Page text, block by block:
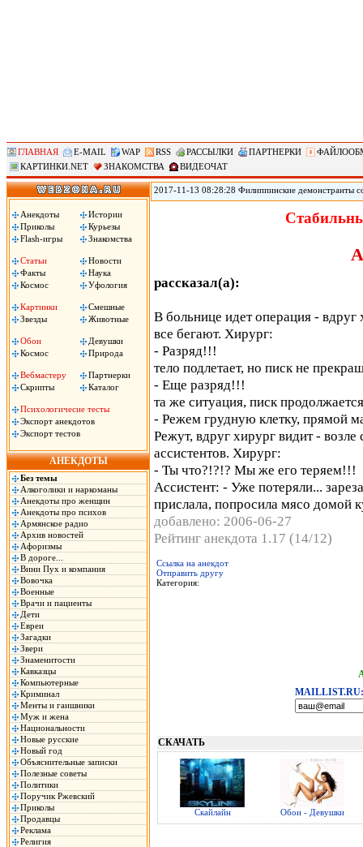
ГЛАВНАЯ E-MAIL WAP RSS РАССЫЛКИ ПАРТНЕРКИ
КАРТИНКИ.NET
ЗНАКОМСТВА ВИДЕОЧАТ
Анекдоты
Истории
Приколы
Курьезы
Flash-игры
Знакомства
Статьи
Новости
Факты
Наука
Космос
Уфология
Картинки
Смешные
Звезды
Животные
Обои
Девушки
Космос
Природа
Вебмастеру
Партнерки
Скрипты
Каталог
Психологичесие тесты
Экспорт анекдотов
Экспорт тестов
АНЕКДОТЫ
Без темы
Алкоголики и наркоманы
Анекдоты про женщин
Анекдоты про психов
Армянское радио
Архив новостей
Афоризмы
В дороге...
Вини Пух и компания
Вовочка
Военные
Врачи и пациенты
Дети
Евреи
Загадки
Звери
Знаменитости
Кавказцы
Компьютерные
Криминал
Менты и гаишники
Муж и жена
Национальности
Новые русские
Новый год
Объяснительные записки
Полезные советы
Политики
Поручик Ржевский
Приколы
Продавцы
Реклама
Религия
2017-11-13 08:28:28 Филиппинские демонстранты
против «американского империализма» сожгли
вместе с началом 31-го саммита АСЕАН.
рассказал(а):
В больнице идет операция - вдруг
все бегают. Хирург:
- Разряд!!!
тело подлетает, но писк не
- Еще разряд!!!
та же ситуация, писк
- Режем грудную клетку, прямой
Режут, вдруг хирург видит - возле
ассистентов. Хирург:
- Ты что?!?!? Мы же его теряем!!!
Ассистент: - Уже потеряли...
прислала, попросила мясо домой
добавлено: 2006-06-27
Рейтинг анекдота 1.17 (14/12)
Ссылка на анекдот
Отправить другу
Категория:
MAILLIST.RU:
СКАЧАТЬ
Скайлайн Обои - Девушки